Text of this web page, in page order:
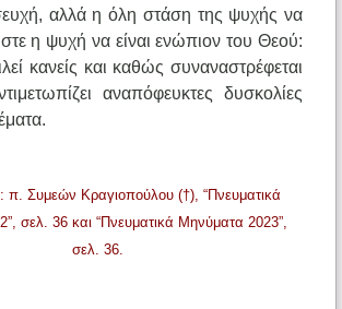
αλλά η όλη στάση της ψυχής να
η ψυχή να είναι ενώπιον του Θεού:
κανείς και καθώς συναναστρέφεται
αναπόφευκτες δυσκολίες
π. Συμεών Κραγιοπούλου (†), “Πνευματικά
σελ. 36 και “Πνευματικά Μηνύματα 2023”,
σελ. 36.